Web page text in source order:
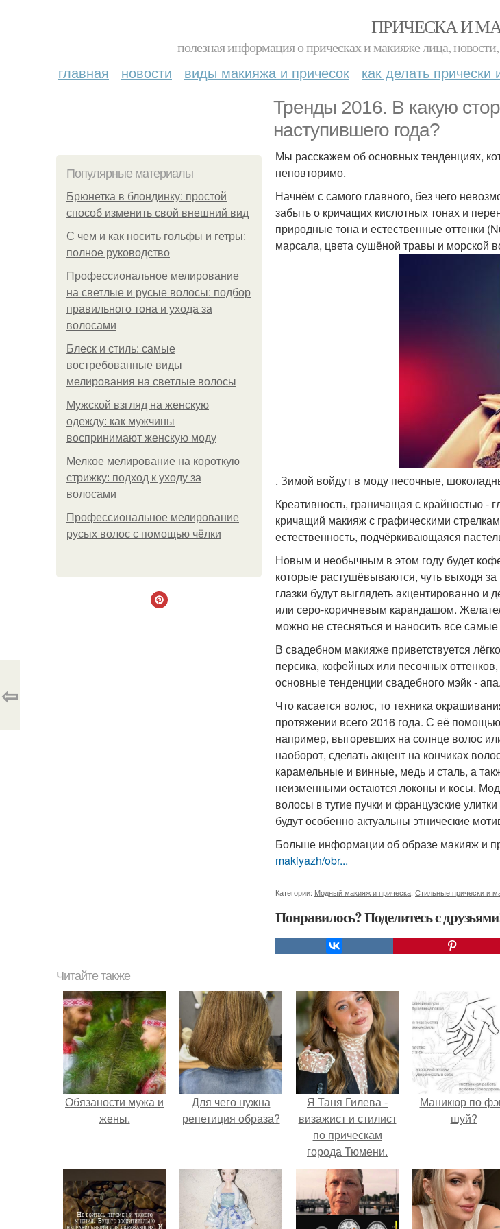
ПРИЧЕСКА И
полезная информация о прическах и макияже лица,
главная новости виды макияжа и причесок как делать прически
Тренды 2016. В какую
наступившего года?
Популярные материалы
Брюнетка в блондинку: простой
способ изменить свой внешний вид
С чем и как носить гольфы и гетры:
полное руководство
Профессиональное мелирование
на светлые и русые волосы: подбор
правильного тона и ухода за
волосами
Блеск и стиль: самые
востребованные виды
мелирования на светлые волосы
Мужской взгляд на женскую
одежду: как мужчины
воспринимают женскую моду
Мелкое мелирование на короткую
стрижку: подход к уходу за
волосами
Профессиональное мелирование
русых волос с помощью чёлки
Мы расскажем об основных тенденциях,
неповторимо.
Начнём с самого главного, без чего
забыть о кричащих кислотных тонах и
природные тона и естественные оттенки
марсала, цвета сушёной травы и морской
. Зимой войдут в моду песочные,
Креативность, граничащая с крайностью -
кричащий макияж с графическими
естественность, подчёркивающаяся
Новым и необычным в этом году будет
которые растушёвываются, чуть выходя
глазки будут выглядеть акцентированно
или серо-коричневым карандашом.
можно не стесняться и наносить все
В свадебном макияже приветствуется
персика, кофейных или песочных
основные тенденции свадебного мэйк - апа.
Что касается волос, то техника
протяжении всего 2016 года. С её
например, выгоревших на солнце волос
наоборот, сделать акцент на кончиках
карамельные и винные, медь и сталь, а
неизменными остаются локоны и косы.
волосы в тугие пучки и французские
будут особенно актуальны этнические
Больше информации об образе макияж и
makiyazh/obr...
Категории: Модный макияж и прическа Стильные прически и
Понравилось? Поделитесь с
⇦
Читайте также
Обязаности мужа и
жены.
Для чего нужна
репетиция образа?
Я Таня Гилева -
визажист и стилист
по прическам
города Тюмени.
Маникюр по
шуй?